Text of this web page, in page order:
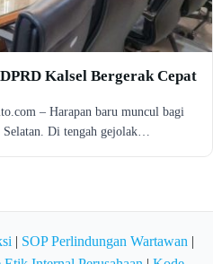
Kalsel Bergerak Cepat
– Harapan baru muncul bagi
Di tengah gejolak…
| SOP Perlindungan Wartawan |